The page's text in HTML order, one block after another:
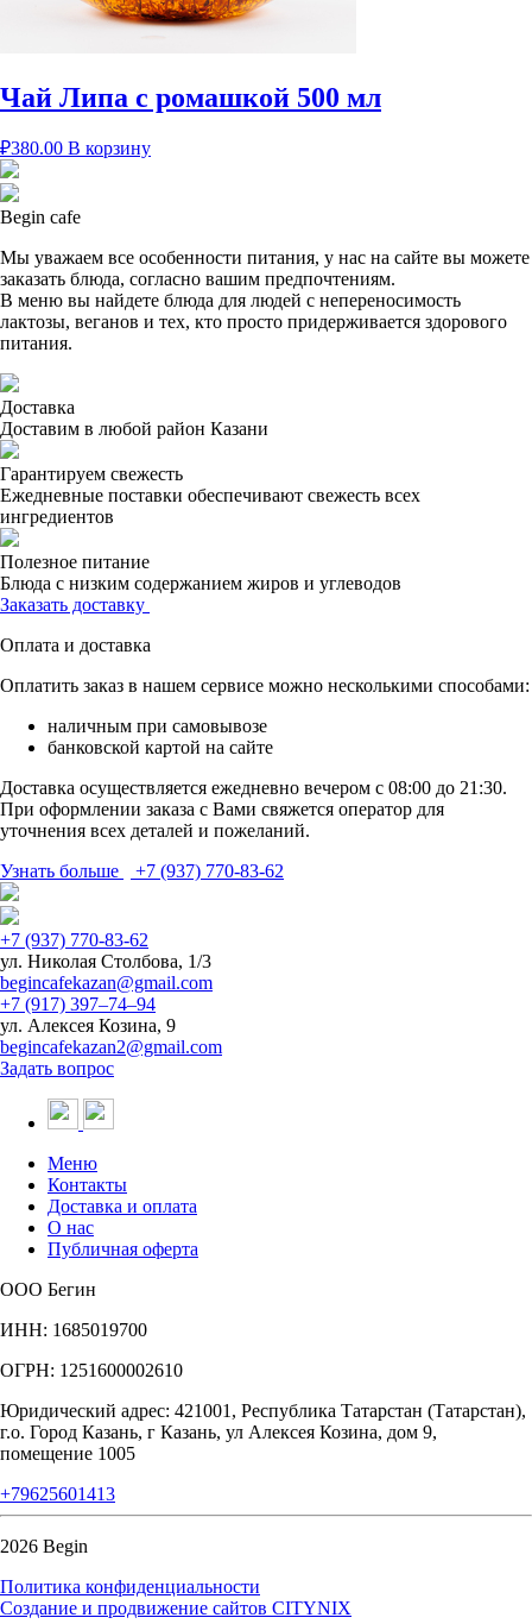
Чай Липа с ромашкой 500 мл
₽380.00 В корзину
Begin cafe
Мы уважаем все особенности питания, у нас на сайте вы можете
заказать блюда, согласно вашим предпочтениям.
В меню вы найдете блюда для людей с непереносимость
лактозы, веганов и тех, кто просто придерживается здорового
питания.
Доставка
Доставим в любой район Казани
Гарантируем свежесть
Ежедневные поставки обеспечивают свежесть всех
ингредиентов
Полезное питание
Блюда с низким содержанием жиров и углеводов
Заказать доставку
Оплата и доставка
Оплатить заказ в нашем сервисе можно несколькими способами:
наличным при самовывозе
банковской картой на сайте
Доставка осуществляется ежедневно вечером с 08:00 до 21:30.
При оформлении заказа с Вами свяжется оператор для
уточнения всех деталей и пожеланий.
Узнать больше
+7 (937) 770-83-62
+7 (937) 770-83-62
ул. Николая Столбова, 1/3
begincafekazan@gmail.com
+7 (917) 397‒74‒94
ул. Алексея Козина, 9
begincafekazan2@gmail.com
Задать вопрос
Меню
Контакты
Доставка и оплата
О нас
Публичная оферта
ООО Бегин
ИНН: 1685019700
ОГРН: 1251600002610
Юридический адрес: 421001, Республика Татарстан (Татарстан),
г.о. Город Казань, г Казань, ул Алексея Козина, дом 9,
помещение 1005
+79625601413
2026 Begin
Политика конфиденциальности
Создание и продвижение сайтов CITYNIX